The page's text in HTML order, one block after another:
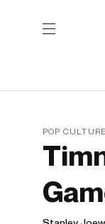
POP CULTURE